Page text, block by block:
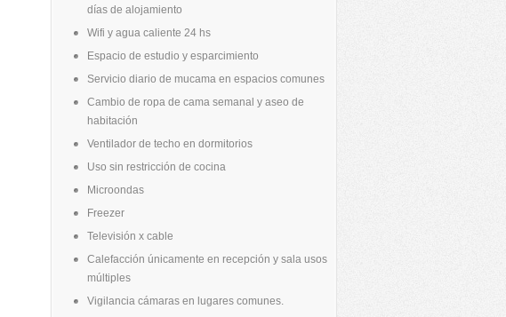
días de alojamiento
Wifi y agua caliente 24 hs
Espacio de estudio y esparcimiento
Servicio diario de mucama en espacios comunes
Cambio de ropa de cama semanal y aseo de
habitación
Ventilador de techo en dormitorios
Uso sin restricción de cocina
Microondas
Freezer
Televisión x cable
Calefacción únicamente en recepción y sala usos
múltiples
Vigilancia cámaras en lugares comunes.